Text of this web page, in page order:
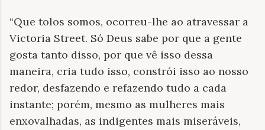
“Que tolos somos, ocorreu-lhe ao atravessar a
Victoria Street. Só Deus sabe por que a gente
gosta tanto disso, por que vê isso dessa
maneira, cria tudo isso, constrói isso ao nosso
redor, desfazendo e refazendo tudo a cada
instante; porém, mesmo as mulheres mais
enxovalhadas, as indigentes mais miseráveis,